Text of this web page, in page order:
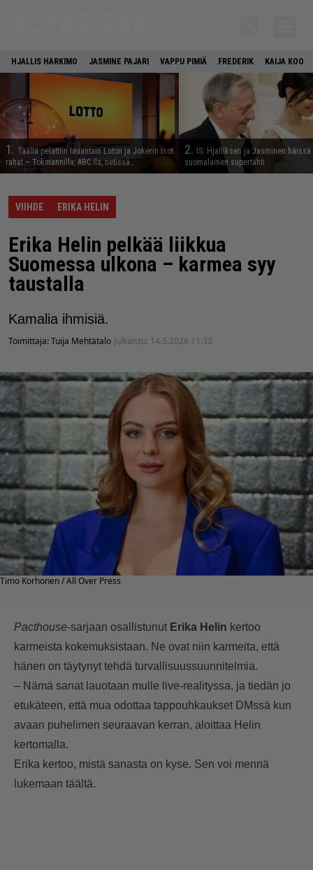
HJALLIS HARKIMO JASMINE PAJARI VAPPU PIMIÄ FREDERIK KAIJA KOO
1. Täällä pelattiin lauantain Loton ja Jokerin isot
rahat – Tokmannilla, ABC:lla, netissä…
2.
IS: Hjalliksen ja Jasminen häissä
suomalainen supertähti
VIIHDE ERIKA HELIN
Erika Helin pelkää liikkua
Suomessa ulkona – karmea syy
taustalla
Kamalia ihmisiä.
Toimittaja:Tuija Mehtätalo Julkaistu: 14.5.2026 11:33
Timo Korhonen / All Over Press
Pacthouse-sarjaan osallistunut Erika Helin kertoo
karmeista kokemuksistaan. Ne ovat niin karmeita, että
hänen on täytynyt tehdä turvallisuussuunnitelmia.
– Nämä sanat lauotaan mulle live-realityssa, ja tiedän jo
etukäteen, että mua odottaa tappouhkaukset DMssä kun
avaan puhelimen seuraavan kerran, aloittaa Helin
kertomalla.
Erika kertoo, mistä sanasta on kyse. Sen voi mennä
lukemaan täältä.